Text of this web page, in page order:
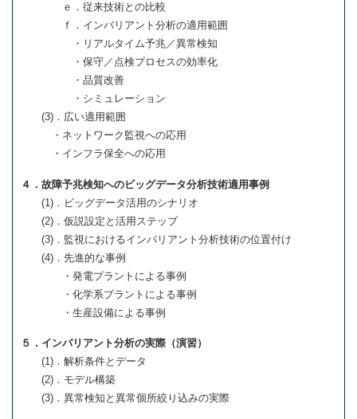
ｅ．従来技術との比較
ｆ．インバリアント分析の適用範囲
・リアルタイム予兆／異常検知
・保守／点検プロセスの効率化
・品質改善
・シミュレーション
(3)．広い適用範囲
・ネットワーク監視への応用
・インフラ保全への応用
４．故障予兆検知へのビッグデータ分析技術適用事例
(1)．ビッグデータ活用のシナリオ
(2)．仮説設定と活用ステップ
(3)．監視におけるインバリアント分析技術の位置付け
(4)．先進的な事例
・発電プラントによる事例
・化学系プラントによる事例
・生産設備による事例
５．インバリアント分析の実際（演習）
(1)．解析条件とデータ
(2)．モデル構築
(3)．異常検知と異常個所絞り込みの実際